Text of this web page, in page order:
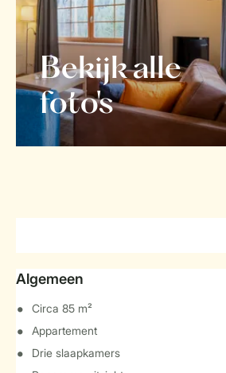
Bekijk alle
foto's
Algemeen
Circa 85 m²
Appartement
Drie slaapkamers